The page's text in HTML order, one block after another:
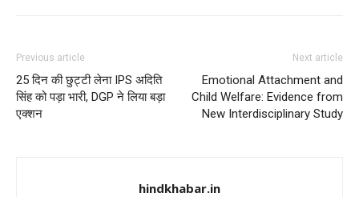
Previous article
25 दिन की छुट्टी लेना IPS अदिति
सिंह को पड़ा भारी, DGP ने लिया बड़ा
एक्शन
Next article
Emotional Attachment and
Child Welfare: Evidence from
New Interdisciplinary Study
hindkhabar.in